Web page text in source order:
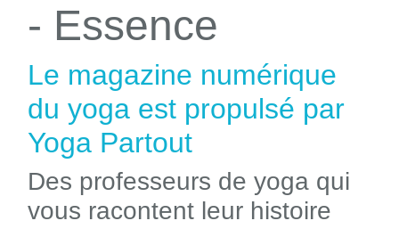
- Essence
Le magazine numérique
du yoga est propulsé par
Yoga Partout
Des professeurs de yoga qui
vous racontent leur histoire